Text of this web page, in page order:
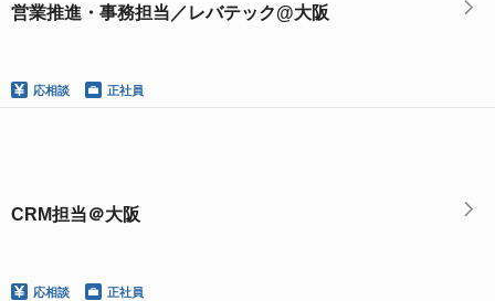
営業推進・事務担当／レバテック@大阪
応相談 正社員
CRM担当＠大阪
応相談 正社員